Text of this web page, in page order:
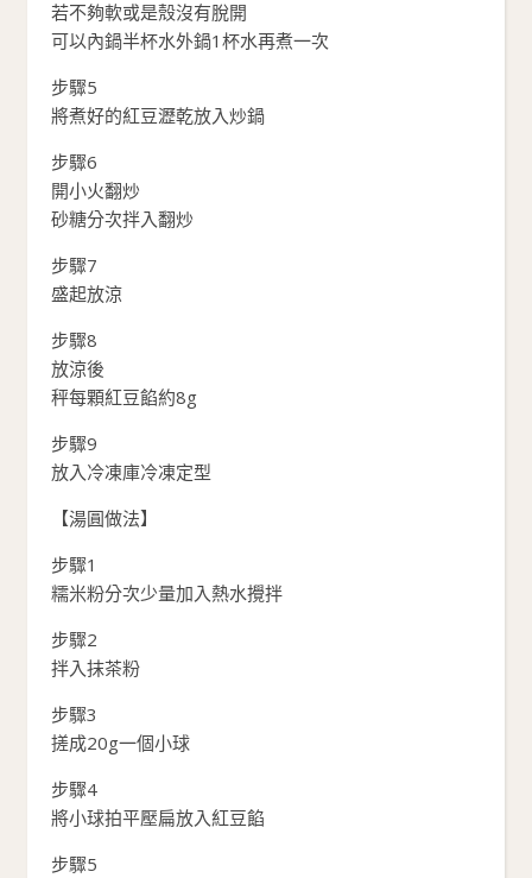
若不夠軟或是殼沒有脫開
可以內鍋半杯水外鍋1杯水再煮一次
步驟5
將煮好的紅豆瀝乾放入炒鍋
步驟6
開小火翻炒
砂糖分次拌入翻炒
步驟7
盛起放涼
步驟8
放涼後
秤每顆紅豆餡約8g
步驟9
放入冷凍庫冷凍定型
【湯圓做法】
步驟1
糯米粉分次少量加入熱水攪拌
步驟2
拌入抹茶粉
步驟3
搓成20g一個小球
步驟4
將小球拍平壓扁放入紅豆餡
步驟5